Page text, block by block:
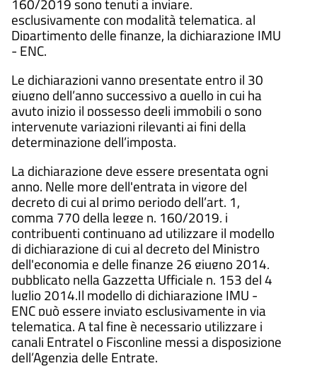
esclusivamente con modalità telematica, al
Dipartimento delle finanze, la dichiarazione IMU
- ENC.
Le dichiarazioni vanno presentate entro il 30
giugno dell’anno successivo a quello in cui ha
avuto inizio il possesso degli immobili o sono
intervenute variazioni rilevanti ai fini della
determinazione dell’imposta.
La dichiarazione deve essere presentata ogni
anno. Nelle more dell'entrata in vigore del
decreto di cui al primo periodo dell’art. 1,
comma 770 della legge n. 160/2019, i
contribuenti continuano ad utilizzare il modello
di dichiarazione di cui al decreto del Ministro
dell'economia e delle finanze 26 giugno 2014,
pubblicato nella Gazzetta Ufficiale n. 153 del 4
luglio 2014.Il modello di dichiarazione IMU -
ENC può essere inviato esclusivamente in via
telematica. A tal fine è necessario utilizzare i
canali Entratel o Fisconline messi a disposizione
dell’Agenzia delle Entrate.